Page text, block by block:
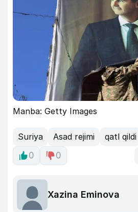
Manba: Getty Images
Suriya Asad rejimi
qatl qildi
0
0
Xazina Eminova